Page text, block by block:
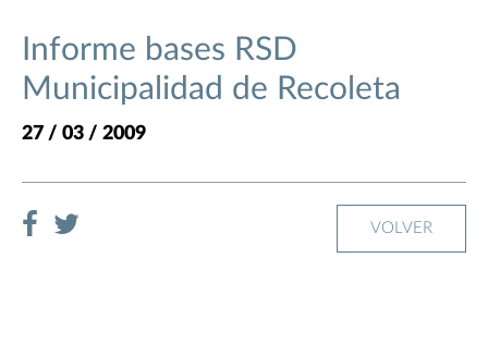
Informe bases RSD
Municipalidad de Recoleta
27 / 03 / 2009
VOLVER